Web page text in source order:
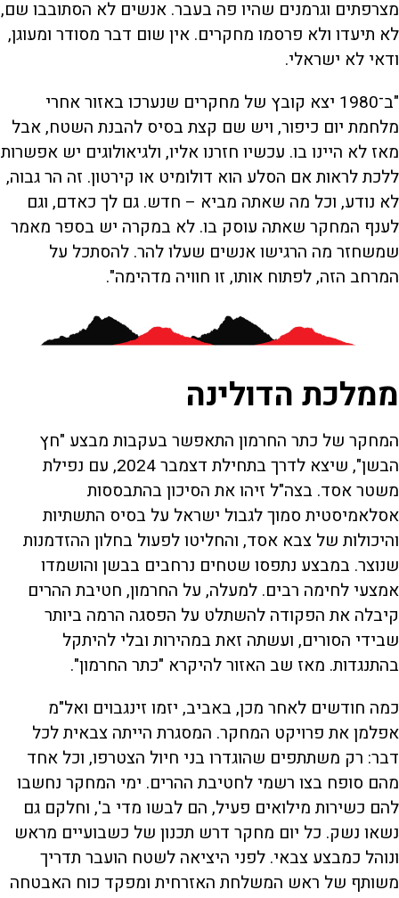
מצרפתים וגרמנים שהיו פה בעבר. אנשים לא הסתובבו שם,
לא תיעדו ולא פרסמו מחקרים. אין שום דבר מסודר ומעוגן,
ודאי לא ישראלי.
"ב־1980 יצא קובץ של מחקרים שנערכו באזור אחרי
מלחמת יום כיפור, ויש שם קצת בסיס להבנת השטח, אבל
מאז לא היינו בו. עכשיו חזרנו אליו, ולגיאולוגים יש אפשרות
ללכת לראות אם הסלע הוא דולומיט או קירטון. זה הר גבוה,
לא נודע, וכל מה שאתה מביא – חדש. גם לך כאדם, וגם
לענף המחקר שאתה עוסק בו. לא במקרה יש בספר מאמר
שמשחזר מה הרגישו אנשים שעלו להר. להסתכל על
המרחב הזה, לפתוח אותו, זו חוויה מדהימה".
ממלכת הדולינה
המחקר של כתר החרמון התאפשר בעקבות מבצע "חץ
הבשן", שיצא לדרך בתחילת דצמבר 2024, עם נפילת
משטר אסד. בצה"ל זיהו את הסיכון בהתבססות
אסלאמיסטית סמוך לגבול ישראל על בסיס התשתיות
והיכולות של צבא אסד, והחליטו לפעול בחלון ההזדמנות
שנוצר. במבצע נתפסו שטחים נרחבים בבשן והושמדו
אמצעי לחימה רבים. למעלה, על החרמון, חטיבת ההרים
קיבלה את הפקודה להשתלט על הפסגה הרמה ביותר
שבידי הסורים, ועשתה זאת במהירות ובלי להיתקל
בהתנגדות. מאז שב האזור להיקרא "כתר החרמון".
כמה חודשים לאחר מכן, באביב, יזמו זינגבוים ואל"מ
אפלמן את פרויקט המחקר. המסגרת הייתה צבאית לכל
דבר: רק משתתפים שהוגדרו בני חיול הצטרפו, וכל אחד
מהם סופח בצו רשמי לחטיבת ההרים. ימי המחקר נחשבו
להם כשירות מילואים פעיל, הם לבשו מדי ב', וחלקם גם
נשאו נשק. כל יום מחקר דרש תכנון של כשבועיים מראש
ונוהל כמבצע צבאי. לפני היציאה לשטח הועבר תדריך
משותף של ראש המשלחת האזרחית ומפקד כוח האבטחה